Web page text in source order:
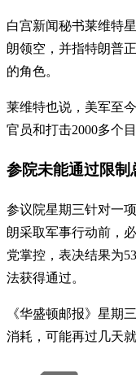
白宫新闻秘书莱维特
朗领空，并指特朗普
的角色。
莱维特也说，美军至
官员和打击2000多个目
参院未能通过限制
参议院星期三针对一
朗采取军事行动前，
党掌控，表决结果为
法获得通过。
《华盛顿邮报》星期
消耗，可能再过几天